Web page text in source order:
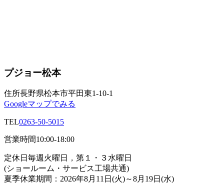
プジョー松本
住所長野県松本市平田東1-10-1
Googleマップでみる
TEL0263-50-5015
営業時間10:00-18:00
定休日 毎週火曜日，第１・３水曜日
(ショールーム・サービス工場共通)
夏季休業期間：2026年8月11日(火)～8月19日(水)